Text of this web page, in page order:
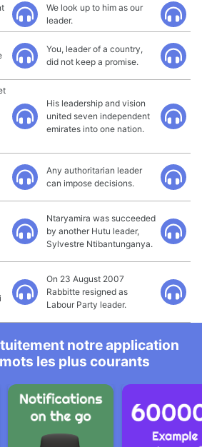
We look up to him as our
leader.
You, leader of a country,
did not keep a promise.
His leadership and vision
united seven independent
emirates into one nation.
Any authoritarian leader
can impose decisions.
Ntaryamira was succeeded
by another Hutu leader,
Sylvestre Ntibantunganya.
On 23 August 2007
Rabbitte resigned as
Labour Party leader.
notre application
les plus courants